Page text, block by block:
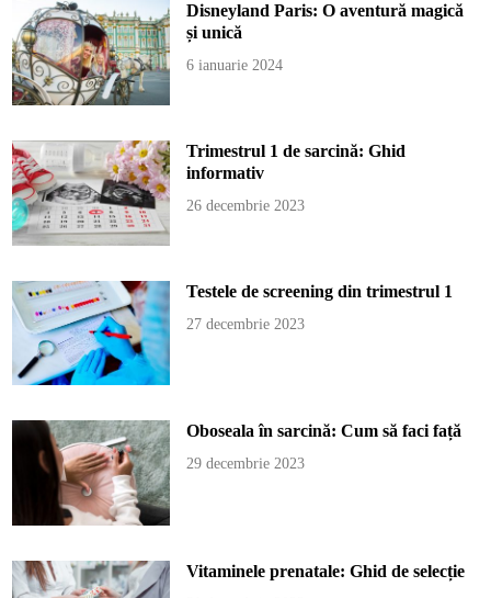
Disneyland Paris: O aventură magică
și unică
6 ianuarie 2024
Trimestrul 1 de sarcină: Ghid
informativ
26 decembrie 2023
Testele de screening din trimestrul 1
27 decembrie 2023
Oboseala în sarcină: Cum să faci față
29 decembrie 2023
Vitaminele prenatale: Ghid de selecție